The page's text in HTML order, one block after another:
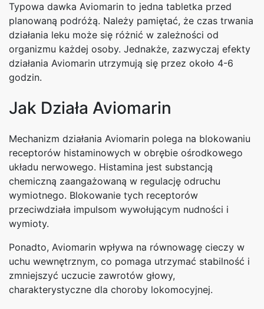
Typowa dawka Aviomarin to jedna tabletka przed
planowaną podróżą. Należy pamiętać, że czas trwania
działania leku może się różnić w zależności od
organizmu każdej osoby. Jednakże, zazwyczaj efekty
działania Aviomarin utrzymują się przez około 4-6
godzin.
Jak Działa Aviomarin
Mechanizm działania Aviomarin polega na blokowaniu
receptorów histaminowych w obrębie ośrodkowego
układu nerwowego. Histamina jest substancją
chemiczną zaangażowaną w regulację odruchu
wymiotnego. Blokowanie tych receptorów
przeciwdziała impulsom wywołującym nudności i
wymioty.
Ponadto, Aviomarin wpływa na równowagę cieczy w
uchu wewnętrznym, co pomaga utrzymać stabilność i
zmniejszyć uczucie zawrotów głowy,
charakterystyczne dla choroby lokomocyjnej.